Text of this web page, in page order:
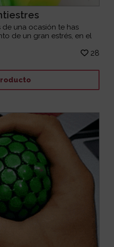
de una ocasión te has
de un gran estrés, en el
28